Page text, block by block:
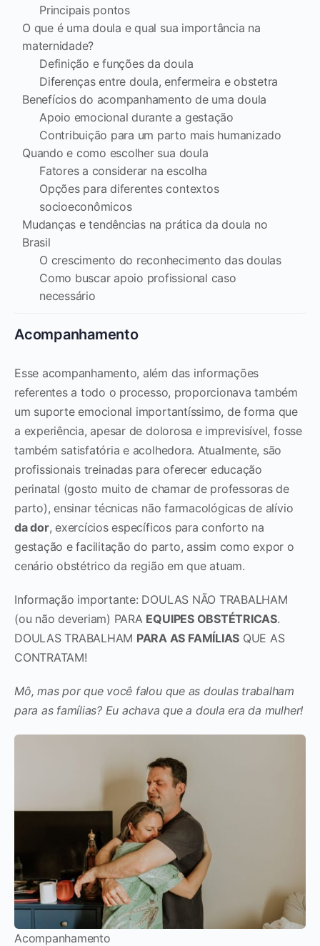
Principais pontos
O que é uma doula e qual sua importância na
maternidade?
Definição e funções da doula
Diferenças entre doula, enfermeira e obstetra
Benefícios do acompanhamento de uma doula
Apoio emocional durante a gestação
Contribuição para um parto mais humanizado
Quando e como escolher sua doula
Fatores a considerar na escolha
Opções para diferentes contextos
socioeconômicos
Mudanças e tendências na prática da doula no
Brasil
O crescimento do reconhecimento das doulas
Como buscar apoio profissional caso
necessário
Acompanhamento
Esse acompanhamento, além das informações
referentes a todo o processo, proporcionava também
um suporte emocional importantíssimo, de forma que
a experiência, apesar de dolorosa e imprevisível, fosse
também satisfatória e acolhedora. Atualmente, são
profissionais treinadas para oferecer educação
perinatal (gosto muito de chamar de professoras de
parto), ensinar técnicas não farmacológicas de alívio
da dor, exercícios específicos para conforto na
gestação e facilitação do parto, assim como expor o
cenário obstétrico da região em que atuam.
Informação importante: DOULAS NÃO TRABALHAM
(ou não deveriam) PARA EQUIPES OBSTÉTRICAS.
DOULAS TRABALHAM PARA AS FAMÍLIAS QUE AS
CONTRATAM!
Mô, mas por que você falou que as doulas trabalham
para as famílias? Eu achava que a doula era da mulher!
Acompanhamento